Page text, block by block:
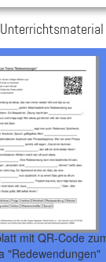
mit QR-Code
"Redewendungen"